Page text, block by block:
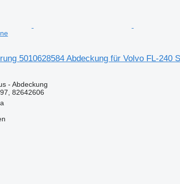
5010628584 Abdeckung für Volvo FL-240
- Abdeckung
82642606